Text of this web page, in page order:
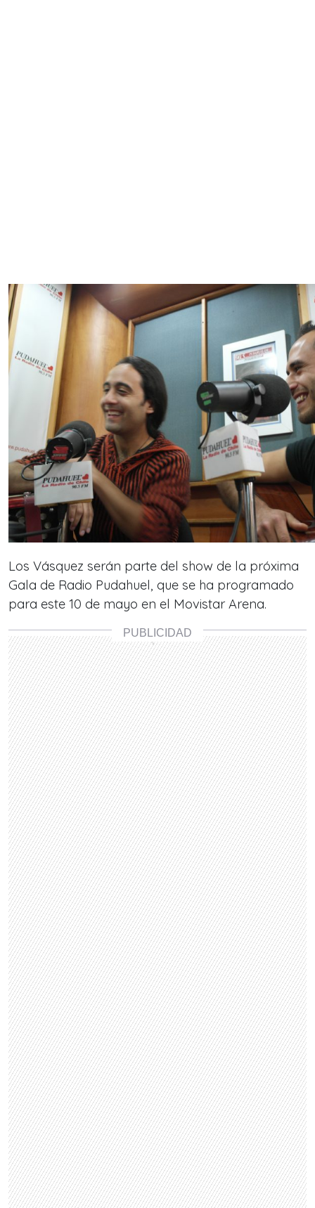
Los Vásquez serán parte del show de la próxima
Gala de Radio Pudahuel, que se ha programado
para este 10 de mayo en el Movistar Arena.